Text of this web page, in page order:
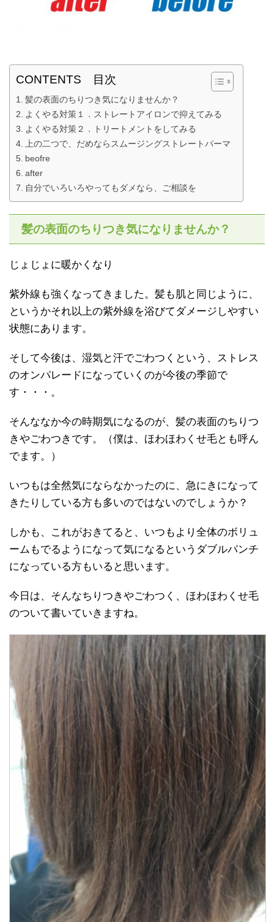
CONTENTS 目次
髪の表面のちりつき気になりませんか？
よくやる対策１．ストレートアイロンで抑えてみる
よくやる対策２．トリートメントをしてみる
上の二つで、だめならスムージングストレートパーマ
beofre
after
自分でいろいろやってもダメなら、ご相談を
髪の表面のちりつき気になりませんか？
じょじょに暖かくなり
紫外線も強くなってきました。髪も肌と同じように、
というかそれ以上の紫外線を浴びてダメージしやすい
状態にあります。
そして今後は、湿気と汗でごわつくという、ストレス
のオンパレードになっていくのが今後の季節で
す・・・。
そんななか今の時期気になるのが、髪の表面のちりつ
きやごわつきです。（僕は、ほわほわくせ毛とも呼ん
でます。）
いつもは全然気にならなかったのに、急にきになって
きたりしている方も多いのではないのでしょうか？
しかも、これがおきてると、いつもより全体のボリュ
ームもでるようになって気になるというダブルパンチ
になっている方もいると思います。
今日は、そんなちりつきやごわつく、ほわほわくせ毛
のついて書いていきますね。